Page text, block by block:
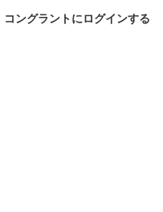
コングラントにログインする